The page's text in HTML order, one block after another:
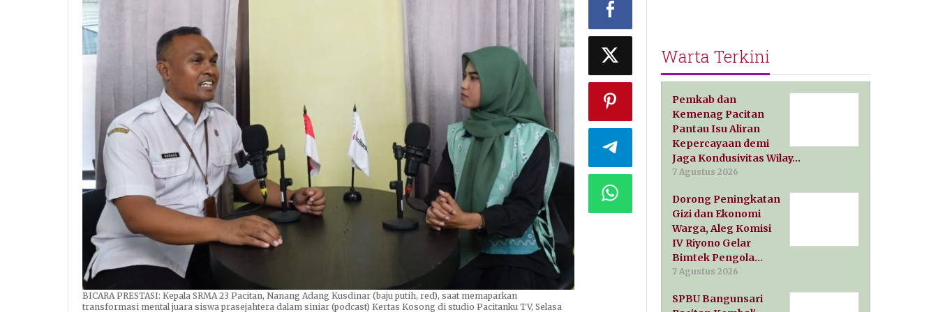
BICARA PRESTASI: Kepala SRMA 23 Pacitan, Nanang Adang Kusdinar (baju putih, red), saat memaparkan
transformasi mental juara siswa prasejahtera dalam siniar (podcast) Kertas Kosong di studio Pacitanku TV, Selasa
Warta Terkini
Pemkab dan
Kemenag Pacitan
Pantau Isu Aliran
Kepercayaan demi
Jaga Kondusivitas Wilay…
7 Agustus 2026
Dorong Peningkatan
Gizi dan Ekonomi
Warga, Aleg Komisi
IV Riyono Gelar
Bimtek Pengola…
7 Agustus 2026
SPBU Bangunsari